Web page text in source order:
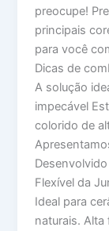
preocupe!
principais
para você
Dicas de
A solução
impecável
colorido de
Flexível da
Ideal para
naturais. Alta